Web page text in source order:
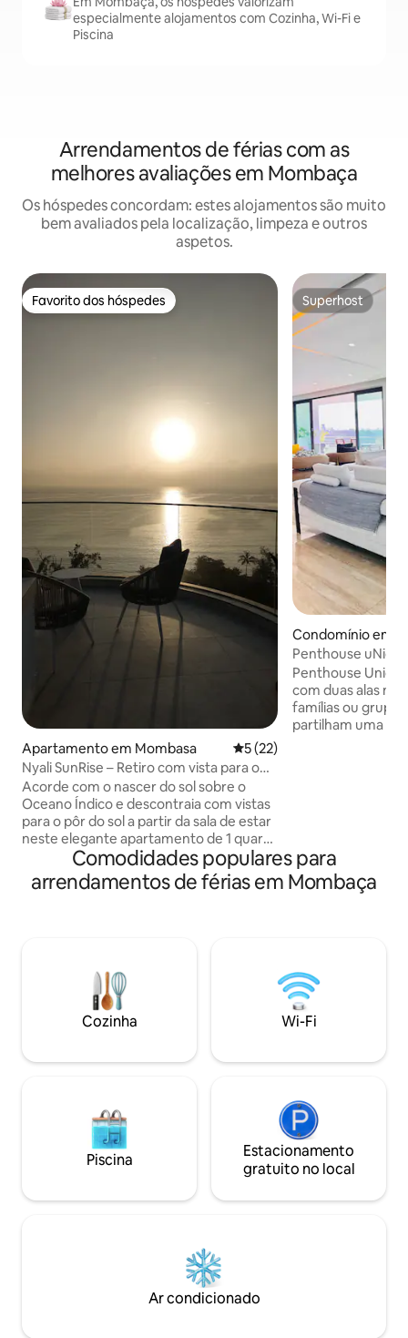
especialmente alojamentos com Cozinha, Wi-Fi e
Piscina
Arrendamentos de férias com as
melhores avaliações em Mombaça
Os hóspedes concordam: estes alojamentos são muito
bem avaliados pela localização, limpeza e outros
aspetos.
Favorito dos hóspedes
Favorito dos hóspedes
Apartamento em Mombasa Classificação média de 5
5 (22)
Nyali SunRise – Retiro com vista para o
mar ao pôr do sol
Acorde com o nascer do sol sobre o
Oceano Índico e descontraia com vistas
para o pôr do sol a partir da sala de estar
neste elegante apartamento de 1 quarto
em Nyali, Mombaça. Desfrute de vistas
raras para o oceano, uma varanda
privada, brisas frescas do mar, uma
piscina infinita no último piso, o ginásio, o
lounge, a televisão grande e as vistas
para o mar. A poucos minutos da Praia
de Nyali, dos melhores restaurantes,
negócios.
Superhost
Superhost
Condomínio em
Penthouse
ideal para famílias
Penthouse
com duas alas
famílias ou
partilham uma
um grande
Oceano Índico, a
praia. Disponível
Comodidades populares para
arrendamentos de férias em Mombaça
Cozinha Wi-Fi
Piscina
Estacionamento
gratuito no local
Ar condicionado